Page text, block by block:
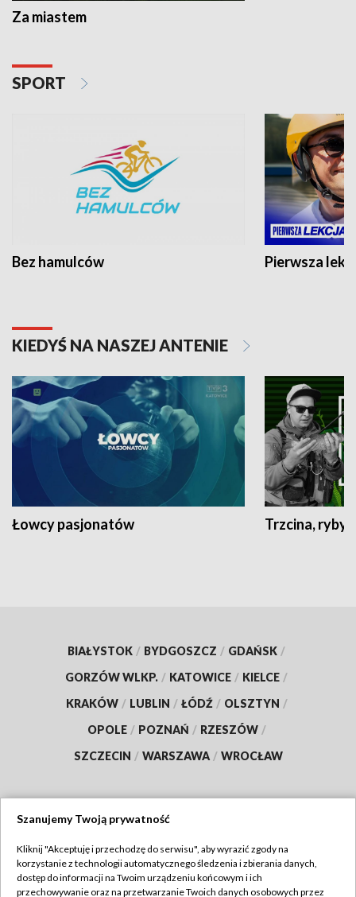
Za miastem
SPORT
Bez hamulców Pierwsza
KIEDYŚ NA NASZEJ ANTENIE
Łowcy pasjonatów Trzcina, ryby
BIAŁYSTOK / BYDGOSZCZ / GDAŃSK /
GORZÓW WLKP. / KATOWICE / KIELCE /
KRAKÓW / LUBLIN / ŁÓDŹ / OLSZTYN /
OPOLE / POZNAŃ / RZESZÓW /
SZCZECIN / WARSZAWA / WROCŁAW
TVP
Abonament TVP
Szanujemy Twoją prywatność
Kliknij "Akceptuję i przechodzę do serwisu", aby wyrazić zgody na
korzystanie z technologii automatycznego śledzenia i zbierania danych,
dostęp do informacji na Twoim urządzeniu końcowym i ich
przechowywanie oraz na przetwarzanie Twoich danych osobowych przez